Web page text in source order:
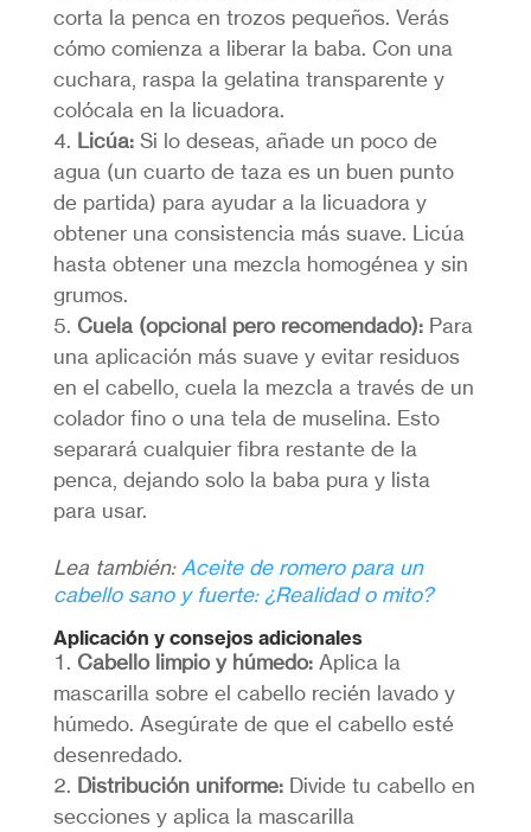
corta la penca en trozos pequeños. Verás
cómo comienza a liberar la baba. Con una
cuchara, raspa la gelatina transparente y
colócala en la licuadora.
Licúa:Si lo deseas, añade un poco de
agua (un cuarto de taza es un buen punto
de partida) para ayudar a la licuadora y
obtener una consistencia más suave. Licúa
hasta obtener una mezcla homogénea y sin
grumos.
Cuela (opcional pero recomendado):Para
una aplicación más suave y evitar residuos
en el cabello, cuela la mezcla a través de un
colador fino o una tela de muselina. Esto
separará cualquier fibra restante de la
penca, dejando solo la baba pura y lista
para usar.
Lea también: Aceite de romero para un
cabello sano y fuerte: ¿Realidad o mito?
Aplicación y consejos adicionales
Cabello limpio y húmedo:Aplica la
mascarilla sobre el cabello recién lavado y
húmedo. Asegúrate de que el cabello esté
desenredado.
Distribución uniforme:Divide tu cabello en
secciones y aplica la mascarilla